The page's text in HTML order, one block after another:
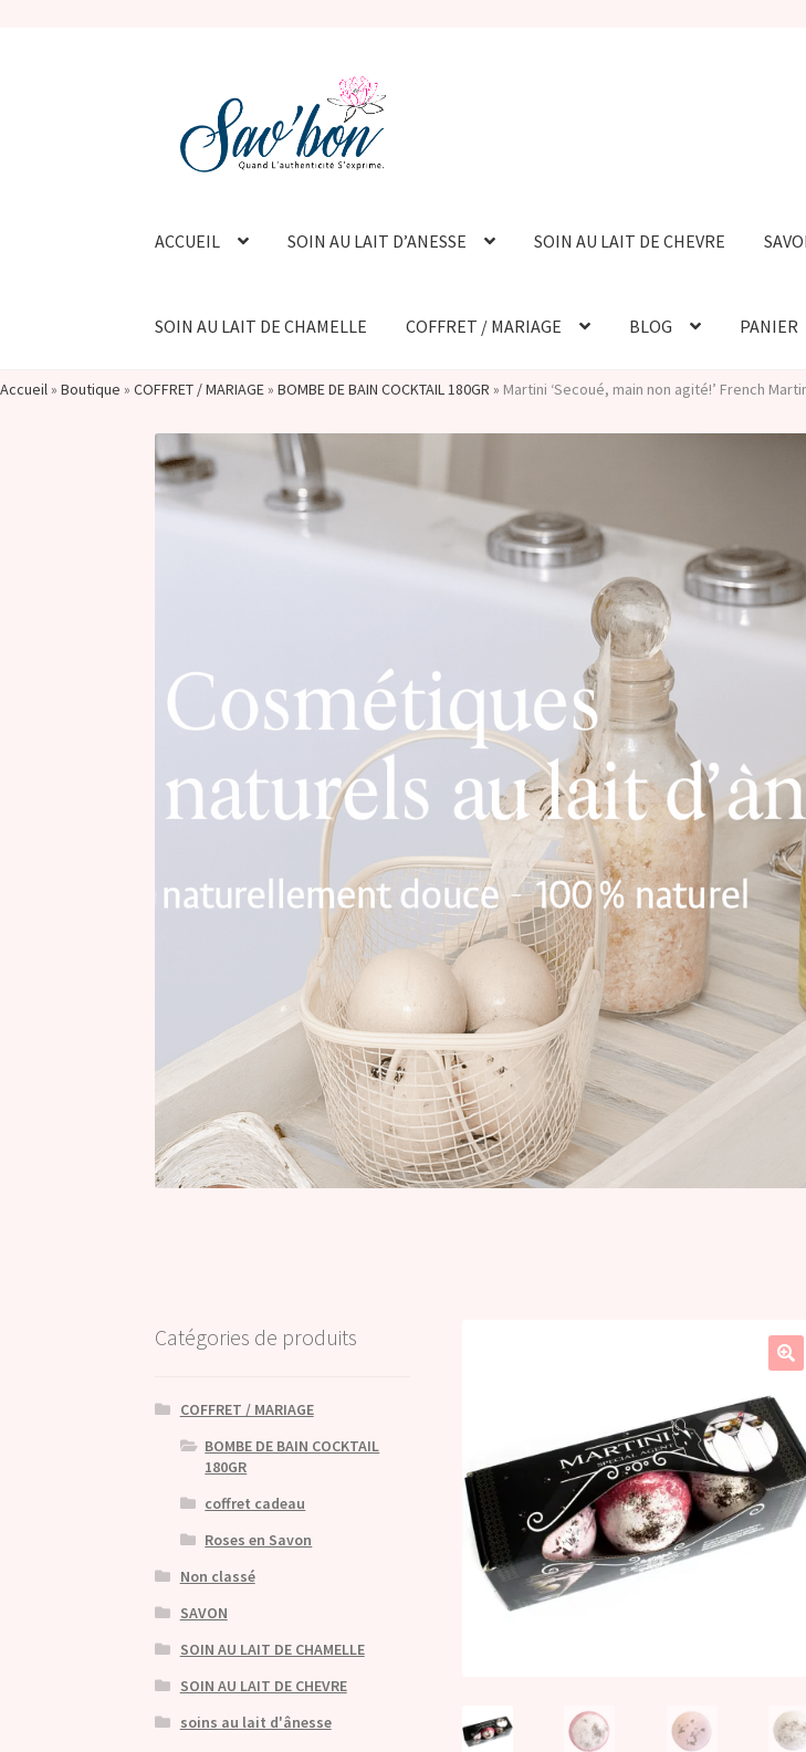
navigation
contenu
ACCUEIL SOIN AU LAIT D’ANESSE SOIN AU LAIT DE CHEVRE
SOIN AU LAIT DE CHAMELLE COFFRET / MARIAGE BLOG PANIER
Accueil» Boutique » COFFRET / MARIAGE» BOMBE DE BAIN COCKTAIL 180GR » Martini ‘Secoué, main non agité!’ French
Catégories de produits
COFFRET / MARIAGE
BOMBE DE BAIN COCKTAIL
180GR
coffret cadeau
Roses en Savon
Non classé
SAVON
SOIN AU LAIT DE CHAMELLE
SOIN AU LAIT DE CHEVRE
soins au lait d'ânesse